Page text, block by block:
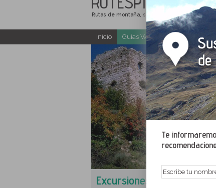
Rutas de montaña, senderismo y excursiones
Te
Inicio Guías Web y PDF gratuitas
Excursiones en Saldes